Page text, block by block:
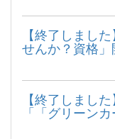
【終了しまし
せんか？資格
【終了しまし
「「グリーン